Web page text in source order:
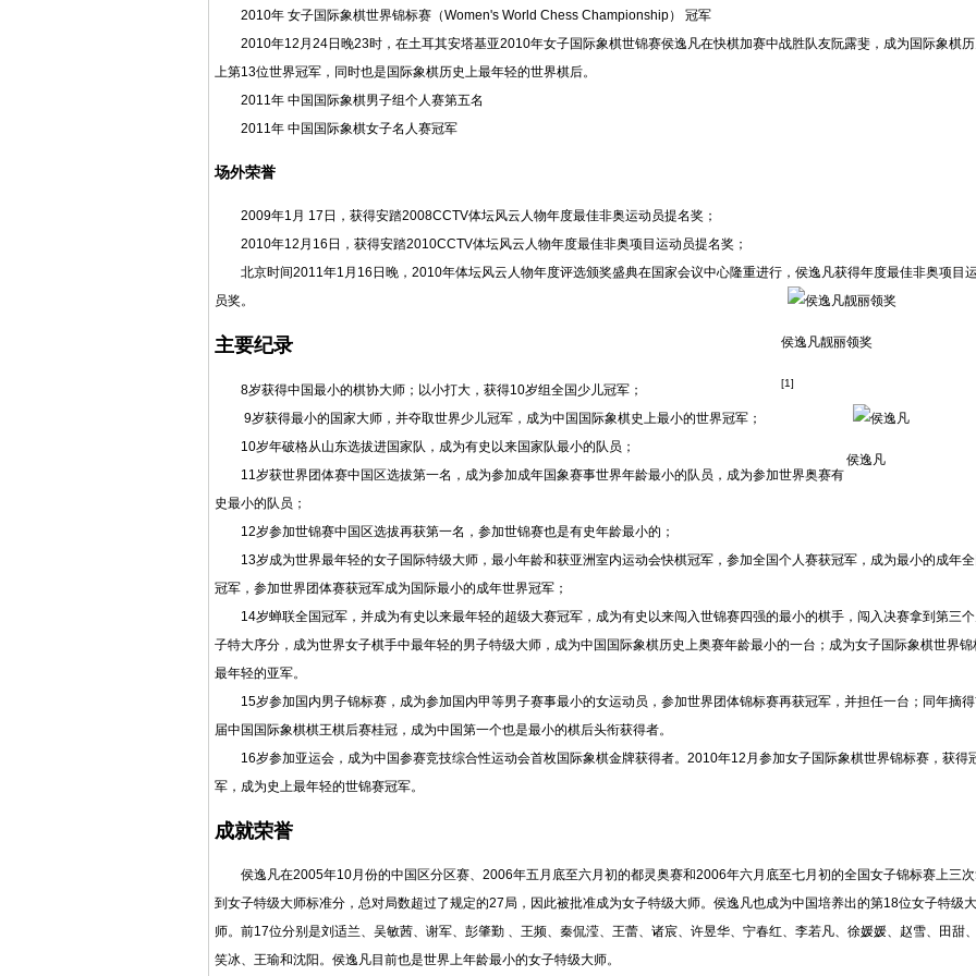
2010年 女子国际象棋世界锦标赛 （Women's World Chess Championship） 冠军
2010年12月24日晚23时，在土耳其安塔基亚2010年女子国际象棋世锦赛侯逸凡在快棋加赛中战胜队友阮露斐，成为国际象棋
上第13位世界冠军，同时也是国际象棋历史上最年轻的世界棋后。
2011年 中国国际象棋男子组个人赛第五名
2011年 中国国际象棋女子名人赛冠军
场外荣誉
2009年1月 17日，获得安踏2008CCTV体坛风云人物年度最佳非奥运动员提名奖；
2010年12月16日，获得安踏2010CCTV体坛风云人物年度最佳非奥项目运动员提名奖；
北京时间2011年1月16日晚，2010年体坛风云人物年度评选颁奖盛典在国家会议中心隆重进行，侯逸凡获得年度最佳非奥项目
员奖。
侯逸凡靓丽领奖
[1]
主要纪录
8岁获得中国最小的棋协大师 ；以小打大，获得10岁组全国少儿冠军；
侯逸凡
9岁获得最小的国家大师，并夺取世界少儿冠军，成为中国国际象棋史上最小的世界冠军 ；
10岁年破格从山东选拔进国家队 ，成为有史以来国家队最小的队员；
11岁获世界团体赛中国区选拔第一名，成为参加成年国象赛事世界年龄最小的队员，成为参加世界奥赛有
史最小的队员；
12岁参加世锦赛中国区选拔再获第一名，参加世锦赛也是有史年龄最小的；
13岁成为世界最年轻的女子国际特级大师，最小年龄和获亚洲室内运动会快棋冠军，参加全国个人赛获冠军，成为最小的成年
冠军，参加世界团体赛获冠军成为国际最小的成年世界冠军；
14岁蝉联全国冠军，并成为有史以来最年轻的超级大赛冠军，成为有史以来闯入世锦赛四强的最小的棋手，闯入决赛拿到第三
子特大序分，成为世界女子棋手中最年轻的男子特级大师，成为中国国际象棋历史上奥赛年龄最小的一台；成为女子国际象棋世界锦
最年轻的亚军。
15岁参加国内男子锦标赛，成为参加国内甲等男子赛事最小的女运动员，参加世界团体锦标赛再获冠军，并担任一台；同年摘
届中国国际象棋棋王棋后赛桂冠，成为中国第一个也是最小的棋后头衔获得者。
16岁参加亚运会，成为中国参赛竞技综合性运动会首枚国际象棋金牌获得者。2010年12月参加女子国际象棋世界锦标赛，获得
军，成为史上最年轻的世锦赛冠军。
成就荣誉
侯逸凡在2005年10月份的中国区分区赛、2006年五月底至六月初的都灵奥赛和2006年六月底至七月初的全国女子锦标赛上三
到女子特级大师标准分，总对局数超过了规定的27局，因此被批准成为女子特级大师。侯逸凡也成为中国培养出的第18位女子特级大
师。前17位分别是刘适兰、 吴敏茜、谢军、 彭肇勤 、 王频、 秦侃滢、 王蕾、 诸宸、 许昱华、宁春红、李若凡、 徐媛媛、 赵雪、 田甜
笑冰、 王瑜和沈阳 。侯逸凡目前也是世界上年龄最小的女子特级大师。